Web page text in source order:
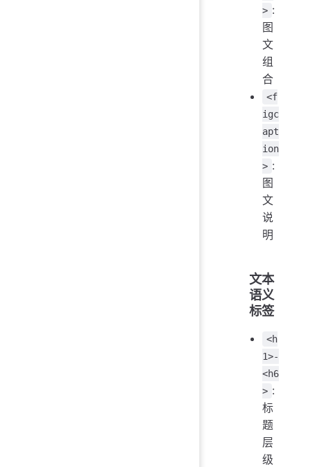
> :
图
文
组
合
<f
igc
apt
ion
> :
图
文
说
明
文本
语义
标签
<h
1>-
<h6
> :
标
题
层
级